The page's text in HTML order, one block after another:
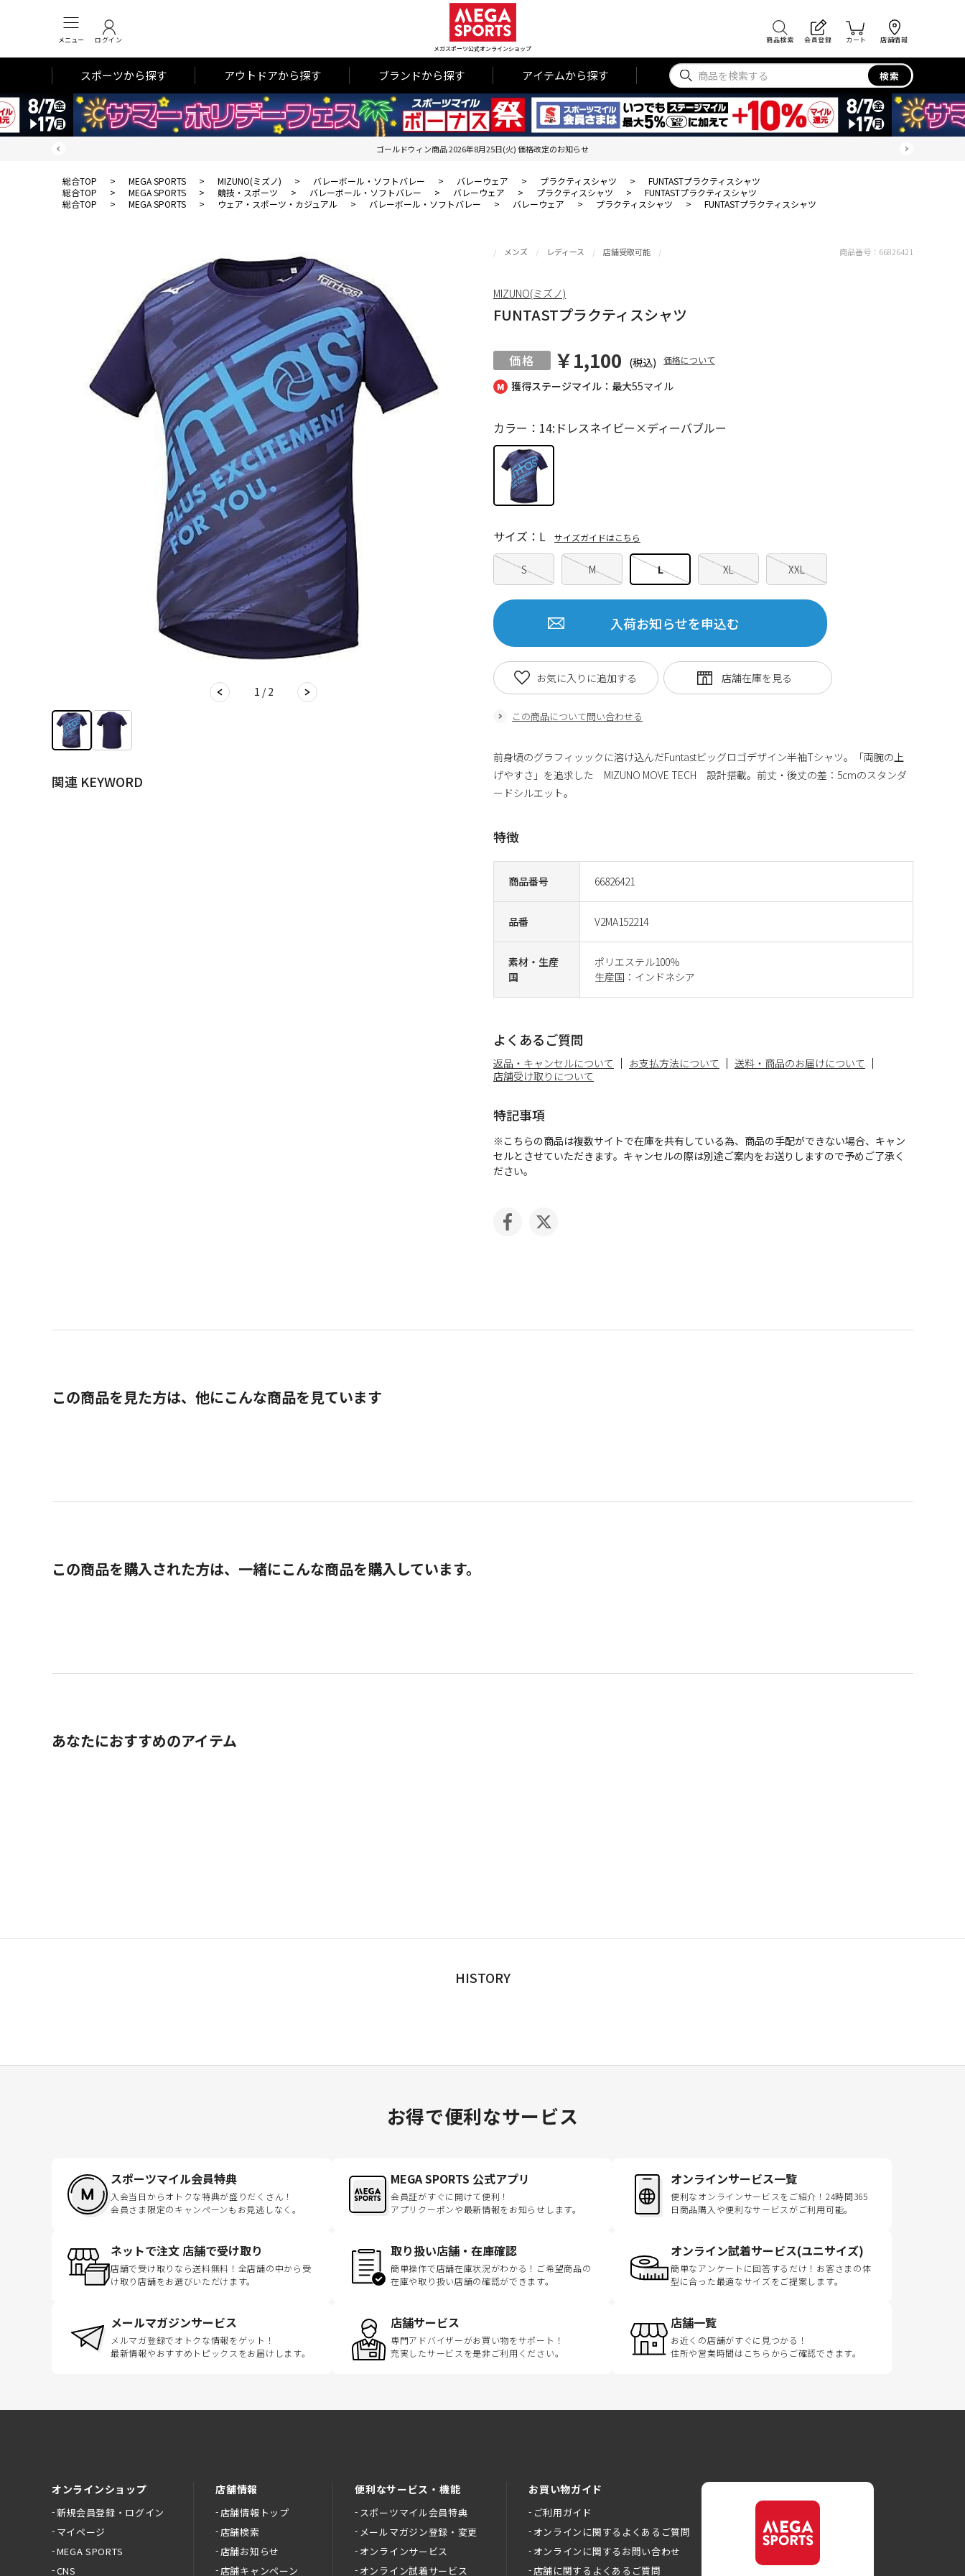
メニュー ログイン
メガスポーツ公式オンラインショップ
商品検索 会員登録 カート 店舗情報
スポーツから探す アウトドアから探す ブランドから探す アイテムから探す 検索
ゴールドウィン商品 2026年8月25日(火) 価格改定のお知らせ
総合TOP > MEGA SPORTS > MIZUNO(ミズノ) > バレーボール・ソフトバレー > バレーウェア > プラクティスシャツ >
FUNTASTプラクティスシャツ
総合TOP
> MEGA SPORTS > 競技・スポーツ > バレーボール・ソフトバレー > バレーウェア > プラクティスシャツ >
FUNTASTプラクティスシャツ
総合TOP
> MEGA SPORTS > ウェア・スポーツ・カジュアル > バレーボール・ソフトバレー > バレーウェア > プラクティスシャツ > FUNTASTプラクティスシャツ
1 / 2
関連 KEYWORD
獲得ステージマイル：最大55マイル
メンズ レディース 店舗受取可能
FUNTASTプラクティスシャツ
￥1,100 (税込) 価格について
商品番号 66826421
品番 V2MA152214
素材・生産
国
ポリエステル100％
生産国：インドネシア
カラー：14:ドレスネイビー×ディーバブルー
S M L XL XXL
サイズ：L サイズガイドはこちら
入荷お知らせを申込む
この商品について問い合わせる
お気に入りに追加する
商品番号： 66826421
MIZUNO(ミズノ)
前身頃のグラフィッックに溶け込んだFuntastビッグロゴデザイン半袖Tシャツ。「両腕の上
げやすさ」を追求した MIZUNO MOVE TECH 設計搭載。前丈・後丈の差：5cmのスタンダ
ードシルエット。
特徴
よくあるご質問
返品・キャンセルについて お支払方法について
送料・商品のお届けについて
店舗受け取りについて
特記事項
※こちらの商品は複数サイトで在庫を共有している為、商品の手配ができない場合、キャン
セルとさせていただきます。キャンセルの際は別途ご案内をお送りしますので予めご了承く
ださい。
この商品を見た方は、他にこんな商品を見ています
この商品を購入された方は、一緒にこんな商品を購入しています。
あなたにおすすめのアイテム
HISTORY
お得で便利なサービス
スポーツマイル会員特典
入会当日からオトクな特典が盛りだくさん！
会員さま限定のキャンペーンもお見逃しなく。
MEGA SPORTS 公式アプリ
会員証がすぐに開けて便利！
アプリクーポンや最新情報をお知らせします。
オンラインサービス一覧
便利なオンラインサービスをご紹介！24時間365
日商品購入や便利なサービスがご利用可能。
ネットで注文 店舗で受け取り
店舗で受け取りなら送料無料！全店舗の中から受
け取り店舗をお選びいただけます。
取り扱い店舗・在庫確認
簡単操作で店舗在庫状況がわかる！ご希望商品の
在庫や取り扱い店舗の確認ができます。
オンライン試着サービス(ユニサイズ)
簡単なアンケートに回答するだけ！お客さまの体
型に合った最適なサイズをご提案します。
メールマガジンサービス
メルマガ登録でオトクな情報をゲット！
最新情報やおすすめトピックスをお届けします。
店舗サービス
専門アドバイザーがお買い物をサポート！
充実したサービスを是非ご利用ください。
店舗一覧
お近くの店舗がすぐに見つかる！
住所や営業時間はこちらからご確認できます。
オンラインショップ
新規会員登録・ログイン
マイページ
MEGA SPORTS
CNS
店舗情報
店舗情報トップ
店舗検索
店舗お知らせ
店舗キャンペーン
便利なサービス・機能
スポーツマイル会員特典
メールマガジン登録・変更
オンラインサービス
オンライン試着サービス
お買い物ガイド
ご利用ガイド
オンラインに関するよくあるご質問
オンラインに関するお問い合わせ
店舗に関するよくあるご質問